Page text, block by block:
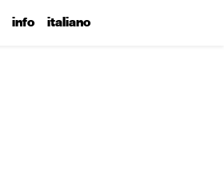
info italiano